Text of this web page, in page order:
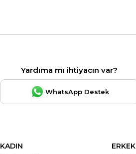
Yardıma mı ihtiyacın var?
WhatsApp Destek
KADIN
ERKEK